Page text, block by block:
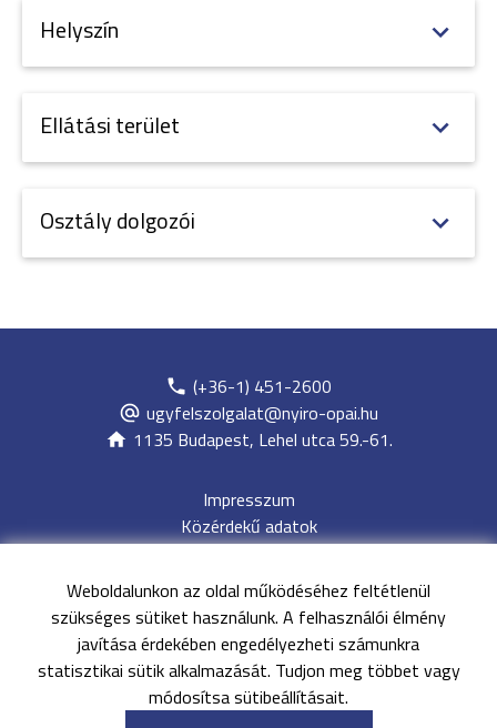
Weboldalunkon az oldal működéséhez feltétlenül
szükséges sütiket használunk. A felhasználói élmény
javítása érdekében engedélyezheti számunkra
statisztikai sütik alkalmazását. Tudjon meg többet vagy
módosítsa sütibeállításait.
Helyszín
Ellátási terület
Osztály dolgozói
(+36-1) 451-2600
ugyfelszolgalat@nyiro-opai.hu
1135 Budapest, Lehel utca 59.-61.
Impresszum
Közérdekű adatok
Adatvédelem
Jogi nyilatkozat
Archívum
Akadálymentesítési nyilatkozat
Oldaltérkép
EESZT